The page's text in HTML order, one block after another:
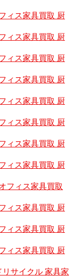
ィス家具買取 厨
ィス家具買取 厨
ィス家具買取 厨
ィス家具買取 厨
ィス家具買取 厨
ィス家具買取 厨
ィス家具買取 厨
ィス家具買取 厨
フィス家具買取
ィス家具買取 厨
ィス家具買取 厨
ィス家具買取 厨
サイクル 家具家